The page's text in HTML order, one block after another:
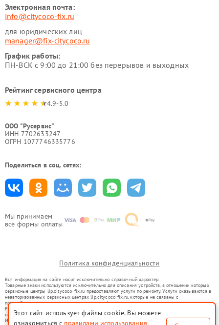
Мы принимаем
все формы оплаты
Электронная почта:
info@citycoco-fix.ru
для юридических лиц
manager@fix-citycoco.ru
График работы:
ПН-ВСК с 9:00 до 21:00 без перерывов и выходных
Рейтинг сервисного центра
4.9-5.0
ООО "Русервис"
ИНН 7702633247
ОГРН 1077746335776
Поделиться в соц. сетях:
Политика конфиденциальности
Вся информация на сайте носит исключительно справочный характер.
Товарные знаки используются исключительно для описания устройств, в отношении которых
сервисные центры lip.citycoco-fix.ru предоставляют услуги по ремонту. Услуги оказываются в
неавторизованных сервисных центрах lip.citycoco-fix.ru, которые не связаны с
правообладателями товарных знаков или их официальными представителями.
Ремонт осуществляется для устройств, уже введенных в гражданский оборот в соответствии
со статьей 1487 ГК РФ.
Использование товарных знаков не преследует цели индивидуализации услуг или введения
Этот сайт использует файлы cookie. Вы можете
ознакомиться с правилами использования